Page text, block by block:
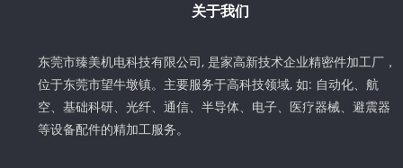
关于我们
东莞市臻美机电科技有限公司, 是家高新技术企业精密件加工厂，
位于东莞市望牛墩镇。主要服务于高科技领域, 如: 自动化、航
空、基础科研、光纤、通信、半导体、电子、医疗器械、避震器
等设备配件的精加工服务。